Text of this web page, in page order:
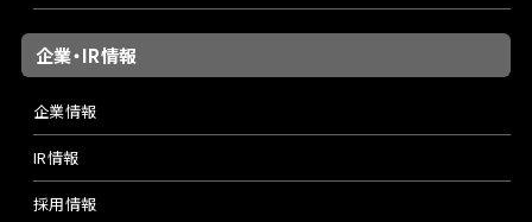
企業・IR情報
企業情報
IR情報
採用情報